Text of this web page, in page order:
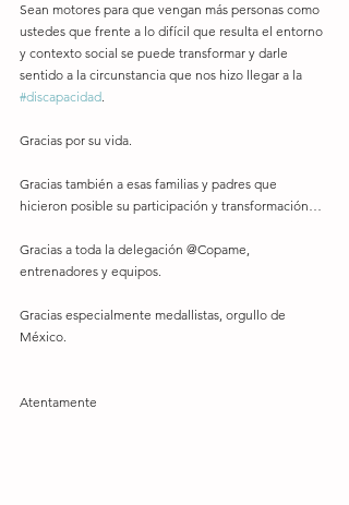
Sean motores para que vengan más personas como
ustedes que frente a lo difícil que resulta el entorno
y contexto social se puede transformar y darle
sentido a la circunstancia que nos hizo llegar a la
#discapacidad.
Gracias por su vida.
Gracias también a esas familias y padres que
hicieron posible su participación y transformación…
Gracias a toda la delegación @Copame,
entrenadores y equipos.
Gracias especialmente medallistas, orgullo de
México.
Atentamente